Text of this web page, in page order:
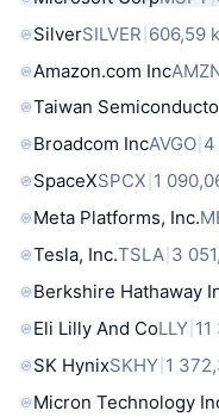
SilverSILVER 606,59
Amazon.com Inc
Taiwan
Broadcom IncAVGO 4
SpaceXSPCX 1
Meta Platforms, Inc.
Tesla, Inc.TSLA 3
Berkshire Hathaway
Eli Lilly And CoLLY
SK HynixSKHY 1
Micron Technology